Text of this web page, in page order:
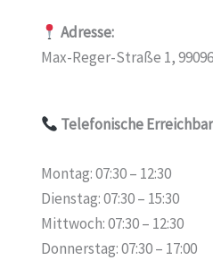
Adresse:
Max-Reger-Straße 1,
Telefonische
Montag: 07:30 – 12:30
Dienstag: 07:30 – 15:30
Mittwoch: 07:30 – 12:30
Donnerstag: 07:30 – 17:00